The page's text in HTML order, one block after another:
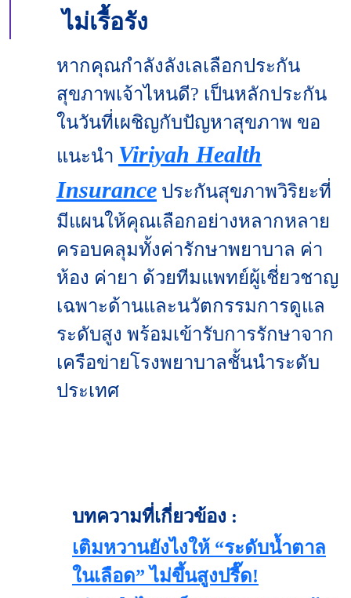
ไม่เรื้อรัง
หากคุณกำลังลังเลเลือกประกัน
สุขภาพเจ้าไหนดี? เป็นหลักประกัน
ในวันที่เผชิญกับปัญหาสุขภาพ ขอ
แนะนำ Viriyah Health
Insurance ประกันสุขภาพวิริยะที่
มีแผนให้คุณเลือกอย่างหลากหลาย
ครอบคลุมทั้งค่ารักษาพยาบาล ค่า
ห้อง ค่ายา ด้วยทีมแพทย์ผู้เชี่ยวชาญ
เฉพาะด้านและนวัตกรรมการดูแล
ระดับสูง พร้อมเข้ารับการรักษาจาก
เครือข่ายโรงพยาบาลชั้นนำระดับ
ประเทศ
บทความที่เกี่ยวข้อง :
เติมหวานยังไงให้ “ระดับน้ำตาล
ในเลือด” ไม่ขึ้นสูงปรี๊ด!